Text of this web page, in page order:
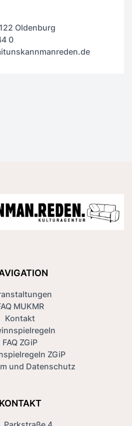
Oldenburg
0
MUKMR
Kontakt
FAQ ZGiP
ZGiP
und Datenschutz
KONTAKT